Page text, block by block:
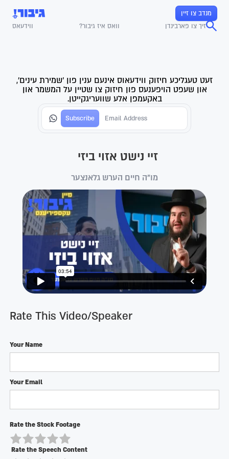
מנדב צו זיין
זיך צו פארבינדן
וואס איז גיבור? ווידעאס
זעט טעגליכע חיזוק ווידעאוס אינעם ענין פון 'שמירת עינים',
און שעפט הויפענעס פון חיזוק צו שטיין על המשמר און
באקעמפן אלע שוועריגקייטן.
זיי נישט אזוי ביזי
מו"ה חיים הערש גלאנצער
Rate This Video/Speaker
Your Name
Your Email
Rate the Stock Footage
Rate the Speech Content